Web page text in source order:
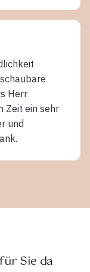
Herr
Zeit ein sehr
und
Sie da